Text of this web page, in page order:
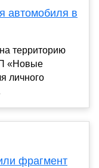
автомобиля в
территорию
«Новые
личного
фрагмент